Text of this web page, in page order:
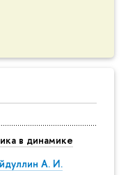
в динамике
А. И.